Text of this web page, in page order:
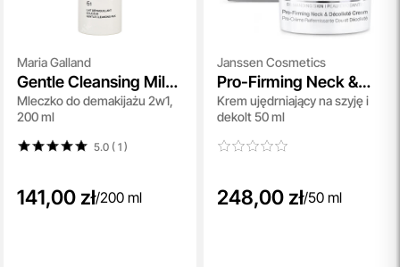
Maria Galland
Gentle Cleansing Milk
(61)
Mleczko do demakijażu 2w1,
200 ml
5.0 ( 1)
141,00 zł/200 ml
Janssen Cosmetics
Pro-Firming Neck &
Decollete Cream
Krem ujędrniający na szyję i
dekolt 50 ml
248,00 zł/50 ml